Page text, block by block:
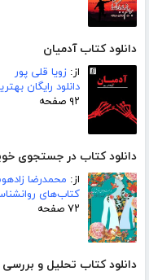
دانلود کتاب آدمیان
از: زویا قلی پور
دانلود رایگان
۹۲ صفحه
دانلود کتاب در جستجوی
از: محمدرضا
کتاب‌های
۷۲ صفحه
دانلود کتاب تحلیل و